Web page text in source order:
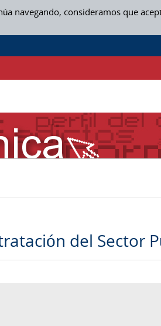
navegando, consideramos que
del Sector